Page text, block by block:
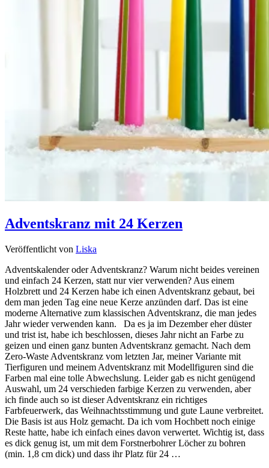
Adventskranz mit 24 Kerzen
Veröffentlicht von Liska
Adventskalender oder Adventskranz? Warum nicht beides vereinen
und einfach 24 Kerzen, statt nur vier verwenden? Aus einem
Holzbrett und 24 Kerzen habe ich einen Adventskranz gebaut, bei
dem man jeden Tag eine neue Kerze anzünden darf. Das ist eine
moderne Alternative zum klassischen Adventskranz, die man jedes
Jahr wieder verwenden kann. Da es ja im Dezember eher düster
und trist ist, habe ich beschlossen, dieses Jahr nicht an Farbe zu
geizen und einen ganz bunten Adventskranz gemacht. Nach dem
Zero-Waste Adventskranz vom letzten Jar, meiner Variante mit
Tierfiguren und meinem Adventskranz mit Modellfiguren sind die
Farben mal eine tolle Abwechslung. Leider gab es nicht genügend
Auswahl, um 24 verschieden farbige Kerzen zu verwenden, aber
ich finde auch so ist dieser Adventskranz ein richtiges
Farbfeuerwerk, das Weihnachtsstimmung und gute Laune verbreitet.
Die Basis ist aus Holz gemacht. Da ich vom Hochbett noch einige
Reste hatte, habe ich einfach eines davon verwertet. Wichtig ist, dass
es dick genug ist, um mit dem Forstnerbohrer Löcher zu bohren
(min. 1,8 cm dick) und dass ihr Platz für 24 …